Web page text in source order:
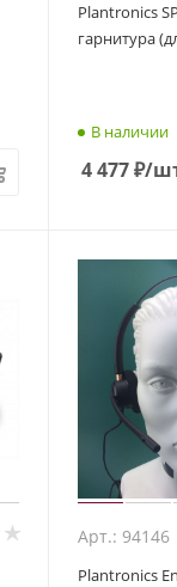
Plantronics
гарнитура
В наличии
4 477₽/
Арт.: 94146
Plantronics